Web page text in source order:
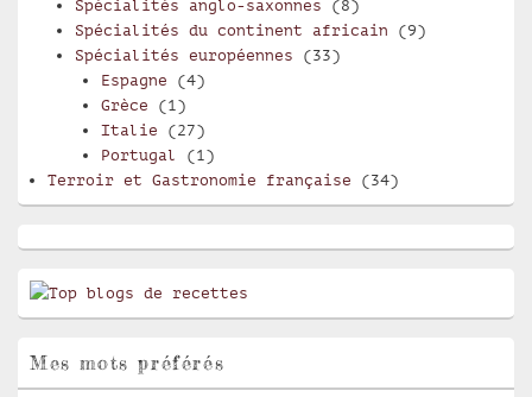
Spécialités anglo-saxonnes (8)
Spécialités du continent africain (9)
Spécialités européennes (33)
Espagne (4)
Grèce (1)
Italie (27)
Portugal
(1)
Terroir et Gastronomie française (34)
Mes mots préférés